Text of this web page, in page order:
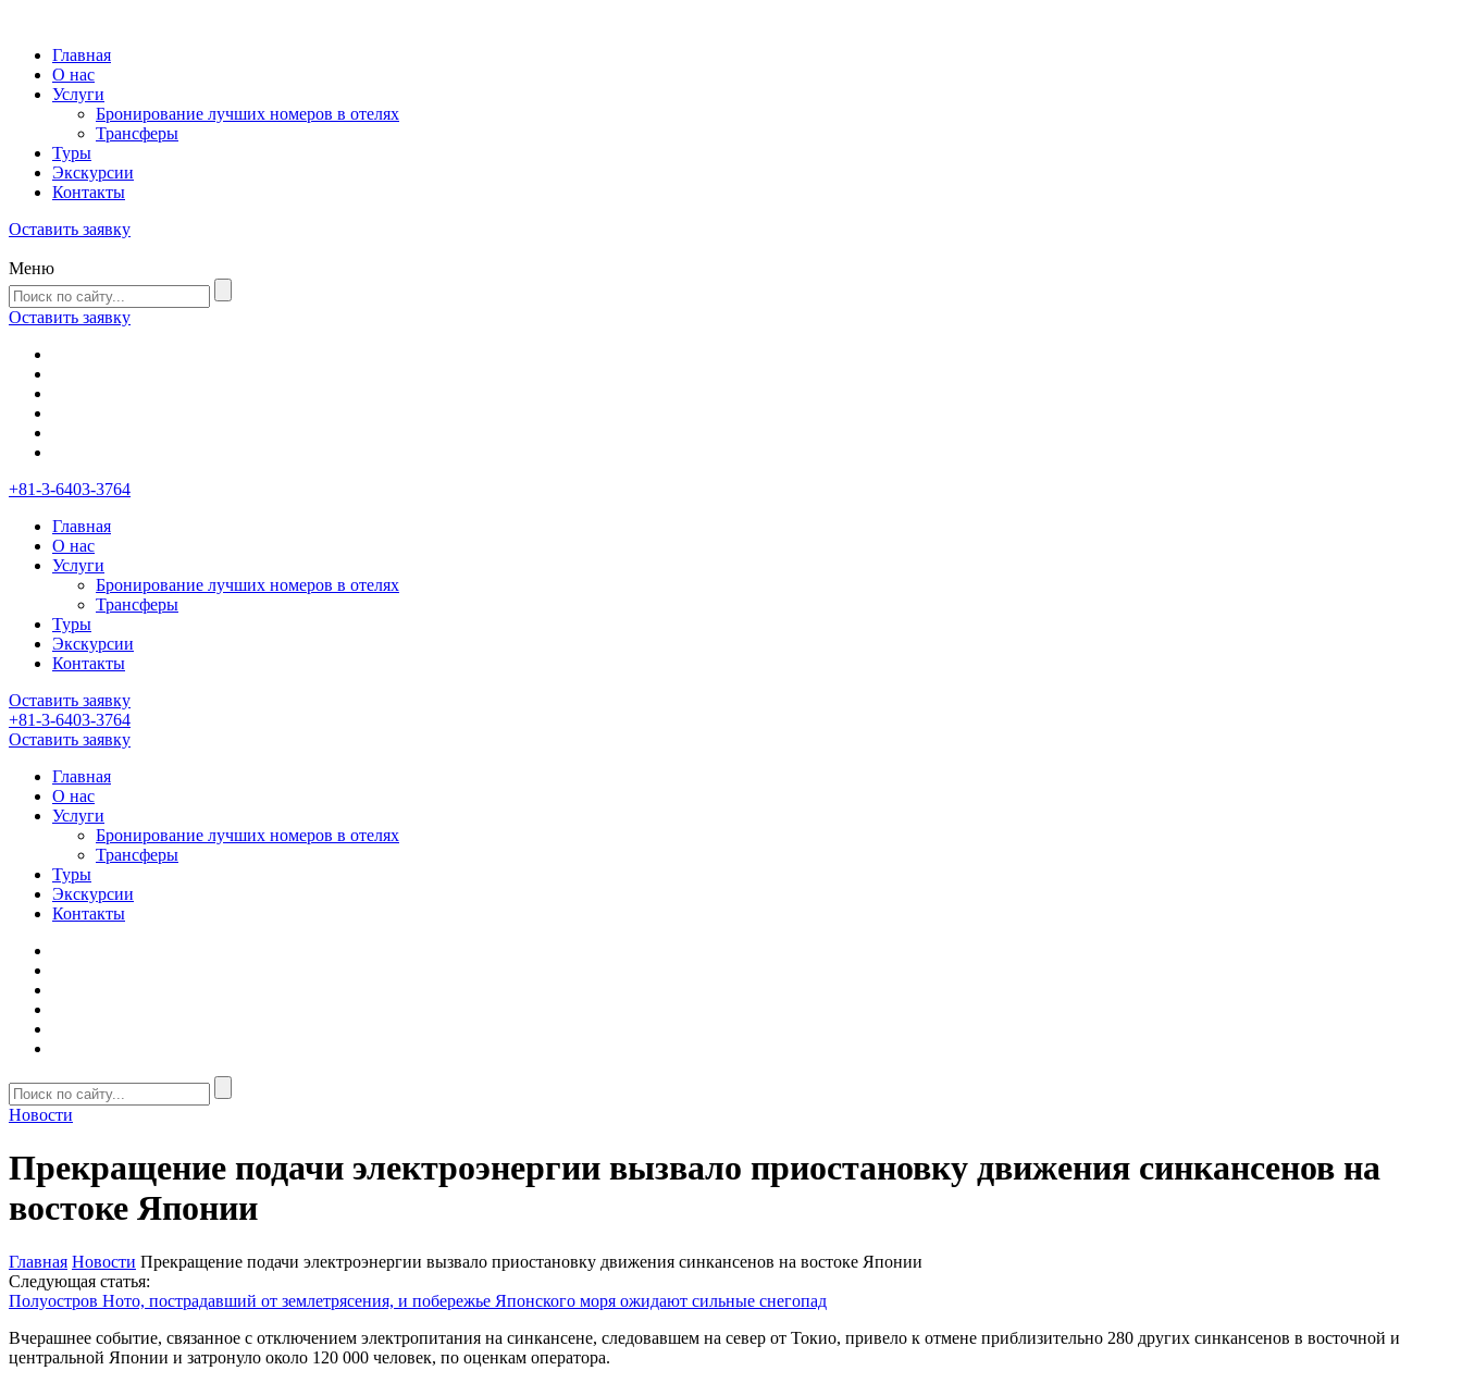
Главная
О нас
Услуги
Бронирование лучших номеров в отелях
Трансферы
Туры
Экскурсии
Контакты
Оставить заявку
Меню
Оставить заявку
+81-3-6403-3764
Главная
О нас
Услуги
Бронирование лучших номеров в отелях
Трансферы
Туры
Экскурсии
Контакты
Оставить заявку
+81-3-6403-3764
Оставить заявку
Главная
О нас
Услуги
Бронирование лучших номеров в отелях
Трансферы
Туры
Экскурсии
Контакты
Новости
Прекращение подачи электроэнергии вызвало приостановку движения синкансенов на
востоке Японии
Главная Новости Прекращение подачи электроэнергии вызвало приостановку движения синкансенов на востоке Японии
Следующая статья:
Полуостров Ното, пострадавший от землетрясения, и побережье Японского моря ожидают сильные снегопад
Вчерашнее событие, связанное с отключением электропитания на синкансене, следовавшем на север от Токио, привело к отмене приблизительно 280 других синкансенов в восточной и
центральной Японии и затронуло около 120 000 человек, по оценкам оператора.